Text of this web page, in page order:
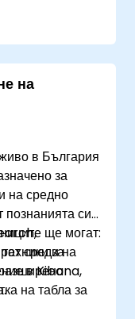
на
в България
за
на средно
познанията си
за
в Kibana,
ще могат:
среди на
на табла за